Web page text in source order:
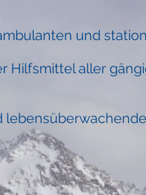
und
Hilfsmittel aller